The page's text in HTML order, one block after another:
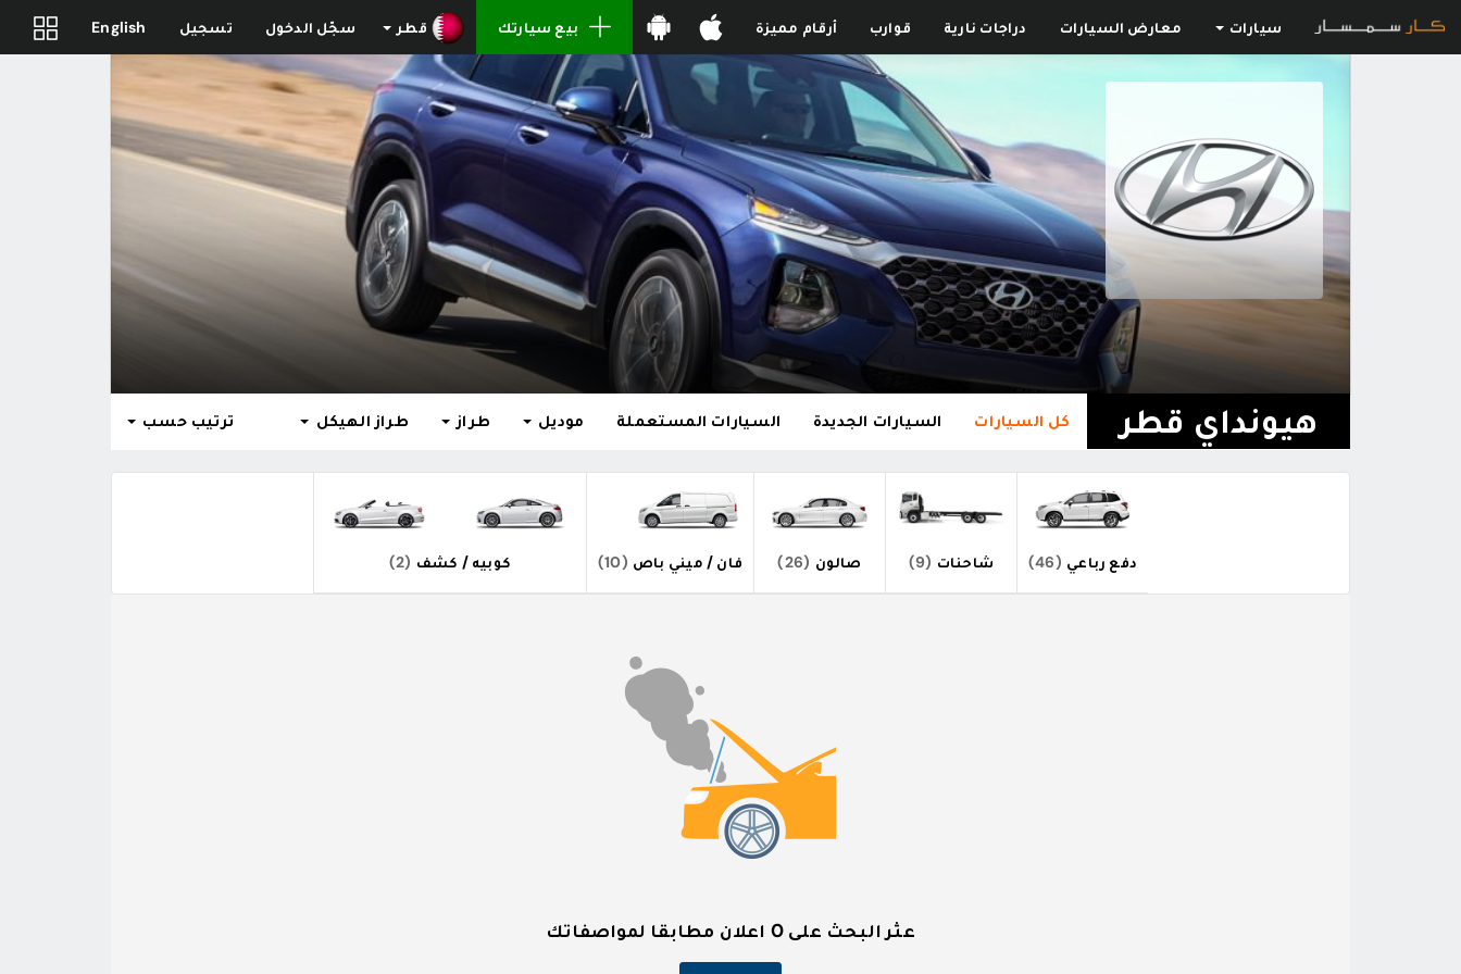
سيارات معارض السيارات دراجات نارية قوارب أرقام مميزة بيع سيارتك قطر سجّل الدخول تسجيل English
هيونداي قطر كل السيارات السيارات الجديدة السيارات المستعملة موديل طراز طراز الهيكل ترتيب حسب
دفع رباعي (46) شاحنات (9) صالون (26) فان / ميني باص (10) كوبيه / كشف (2)
عثر البحث على 0 اعلان مطابقا لمواصفاتك